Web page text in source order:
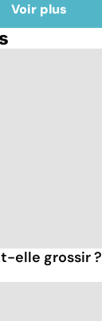
Voir plus
elle grossir ?